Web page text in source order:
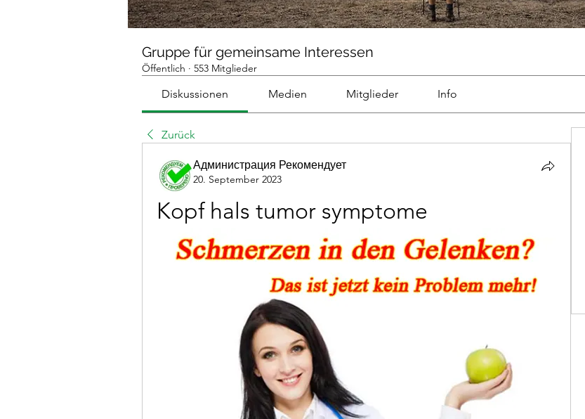
Gruppe für gemeinsame Interessen
Öffentlich · 553 Mitglieder
Diskussionen Medien Mitglieder Info
Zurück
Администрация Рекомендует
20. September 2023
Kopf hals tumor symptome